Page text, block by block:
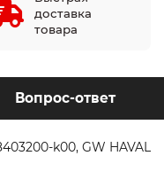
доставка
товара
Вопрос-ответ
k00, GW HAVAL